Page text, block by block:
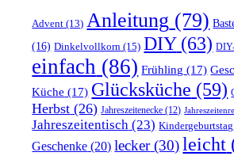
Advent (13) Anleitung (79)
(16) Dinkelvollkorn (15) DIY(63)
einfach (86) Frühling (17)
Küche (17) Glücksküche (59)
Herbst (26) Jahreszeitenecke (12)
Jahreszeitentisch (23) Kindergeburtstag
Geschenke (20) lecker(30) leicht